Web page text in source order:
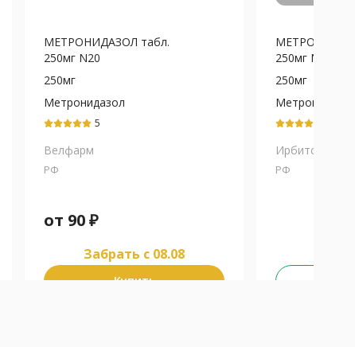
МЕТРОНИДАЗОЛ табл.
250мг N20
250мг
Метронидазол
5
Велфарм
РФ
от 90₽
Забрать c 08.08
Купить
250мг N20
250мг
Ирбитский
РФ